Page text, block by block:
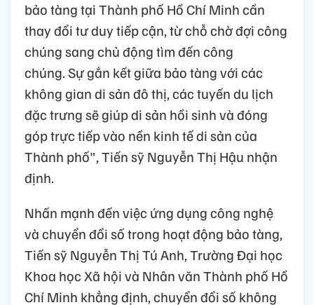
bảo tàng tại Thành phố Hồ Chí Minh cần
thay đổi tư duy tiếp cận, từ chỗ chờ đợi công
chúng sang chủ động tìm đến công
chúng. Sự gắn kết giữa bảo tàng với các
không gian di sản đô thị, các tuyến du lịch
đặc trưng sẽ giúp di sản hồi sinh và đóng
góp trực tiếp vào nền kinh tế di sản của
Thành phố", Tiến sỹ Nguyễn Thị Hậu nhận
định.
Nhấn mạnh đến việc ứng dụng công nghệ
và chuyển đổi số trong hoạt động bảo tàng,
Tiến sỹ Nguyễn Thị Tú Anh, Trường Đại học
Khoa học Xã hội và Nhân văn Thành phố Hồ
Chí Minh khẳng định, chuyển đổi số không